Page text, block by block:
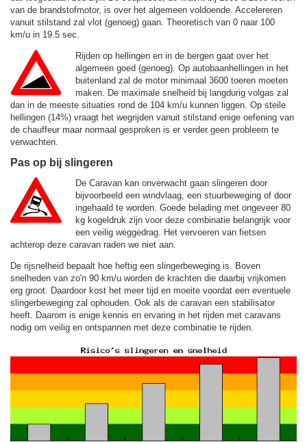
van de brandstofmotor, is over het algemeen voldoende. Accelereren
vanuit stilstand zal vlot (genoeg) gaan. Theoretisch van 0 naar 100
km/u in 19.5 sec.
Rijden op hellingen en in de bergen gaat over het
algemeen goed (genoeg). Op autobaanhellingen in het
buitenland zal de motor minimaal 3600 toeren moeten
maken. De maximale snelheid bij langdurig volgas zal
dan in de meeste situaties rond de 104 km/u kunnen liggen. Op steile
hellingen (14%) vraagt het wegrijden vanuit stilstand enige oefening van
de chauffeur maar normaal gesproken is er verder geen probleem te
verwachten.
Pas op bij slingeren
De Caravan kan onverwacht gaan slingeren door
bijvoorbeeld een windvlaag, een stuurbeweging of door
ingehaald te worden. Goede belading met ongeveer 80
kg kogeldruk zijn voor deze combinatie belangrijk voor
een veilig weggedrag. Het vervoeren van fietsen
achterop deze caravan raden we niet aan.
De rijsnelheid bepaalt hoe heftig een slingerbeweging is. Boven
snelheden van zo'n 90 km/u worden de krachten die daarbij vrijkomen
erg groot. Daardoor kost het meer tijd en moeite voordat een eventuele
slingerbeweging zal ophouden. Ook als de caravan een stabilisator
heeft. Daarom is enige kennis en ervaring in het rijden met caravans
nodig om veilig en ontspannen met deze combinatie te rijden.